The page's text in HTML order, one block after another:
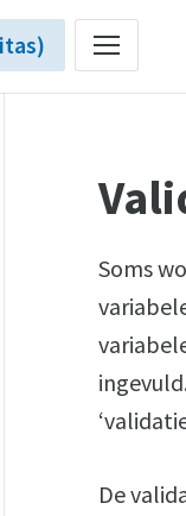
Soms
De